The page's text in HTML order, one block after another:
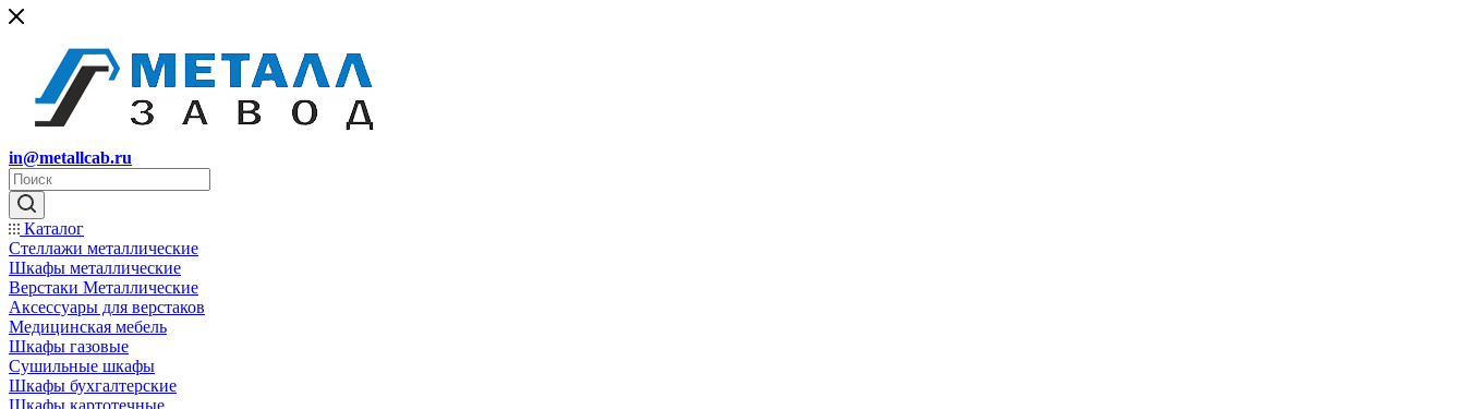
in@metallcab.ru
Каталог
Стеллажи металлические
Шкафы металлические
Верстаки Металлические
Аксессуары для верстаков
Медицинская мебель
Шкафы газовые
Сушильные шкафы
Шкафы бухгалтерские
Шкафы картотечные